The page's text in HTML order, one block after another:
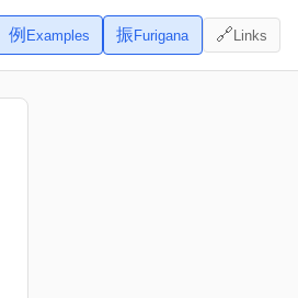
例 Examples 振Furigana 🔗Links